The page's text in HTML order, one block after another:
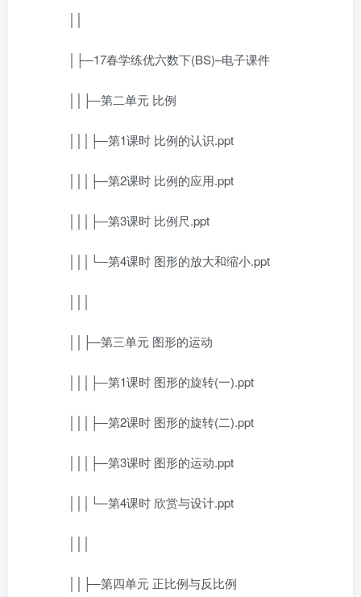
│├─17春学练优六数下(BS)–电子课件
││├─第二单元 比例
│││├─第1课时 比例的认识.ppt
│││├─第2课时 比例的应用.ppt
│││├─第3课时 比例尺.ppt
│││└─第4课时 图形的放大和缩小.ppt
││├─第三单元 图形的运动
│││├─第1课时 图形的旋转(一).ppt
│││├─第2课时 图形的旋转(二).ppt
│││├─第3课时 图形的运动.ppt
│││└─第4课时 欣赏与设计.ppt
││├─第四单元 正比例与反比例